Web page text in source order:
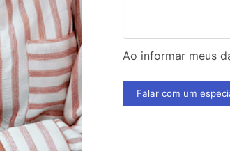
Ao informar meus
Falar com um